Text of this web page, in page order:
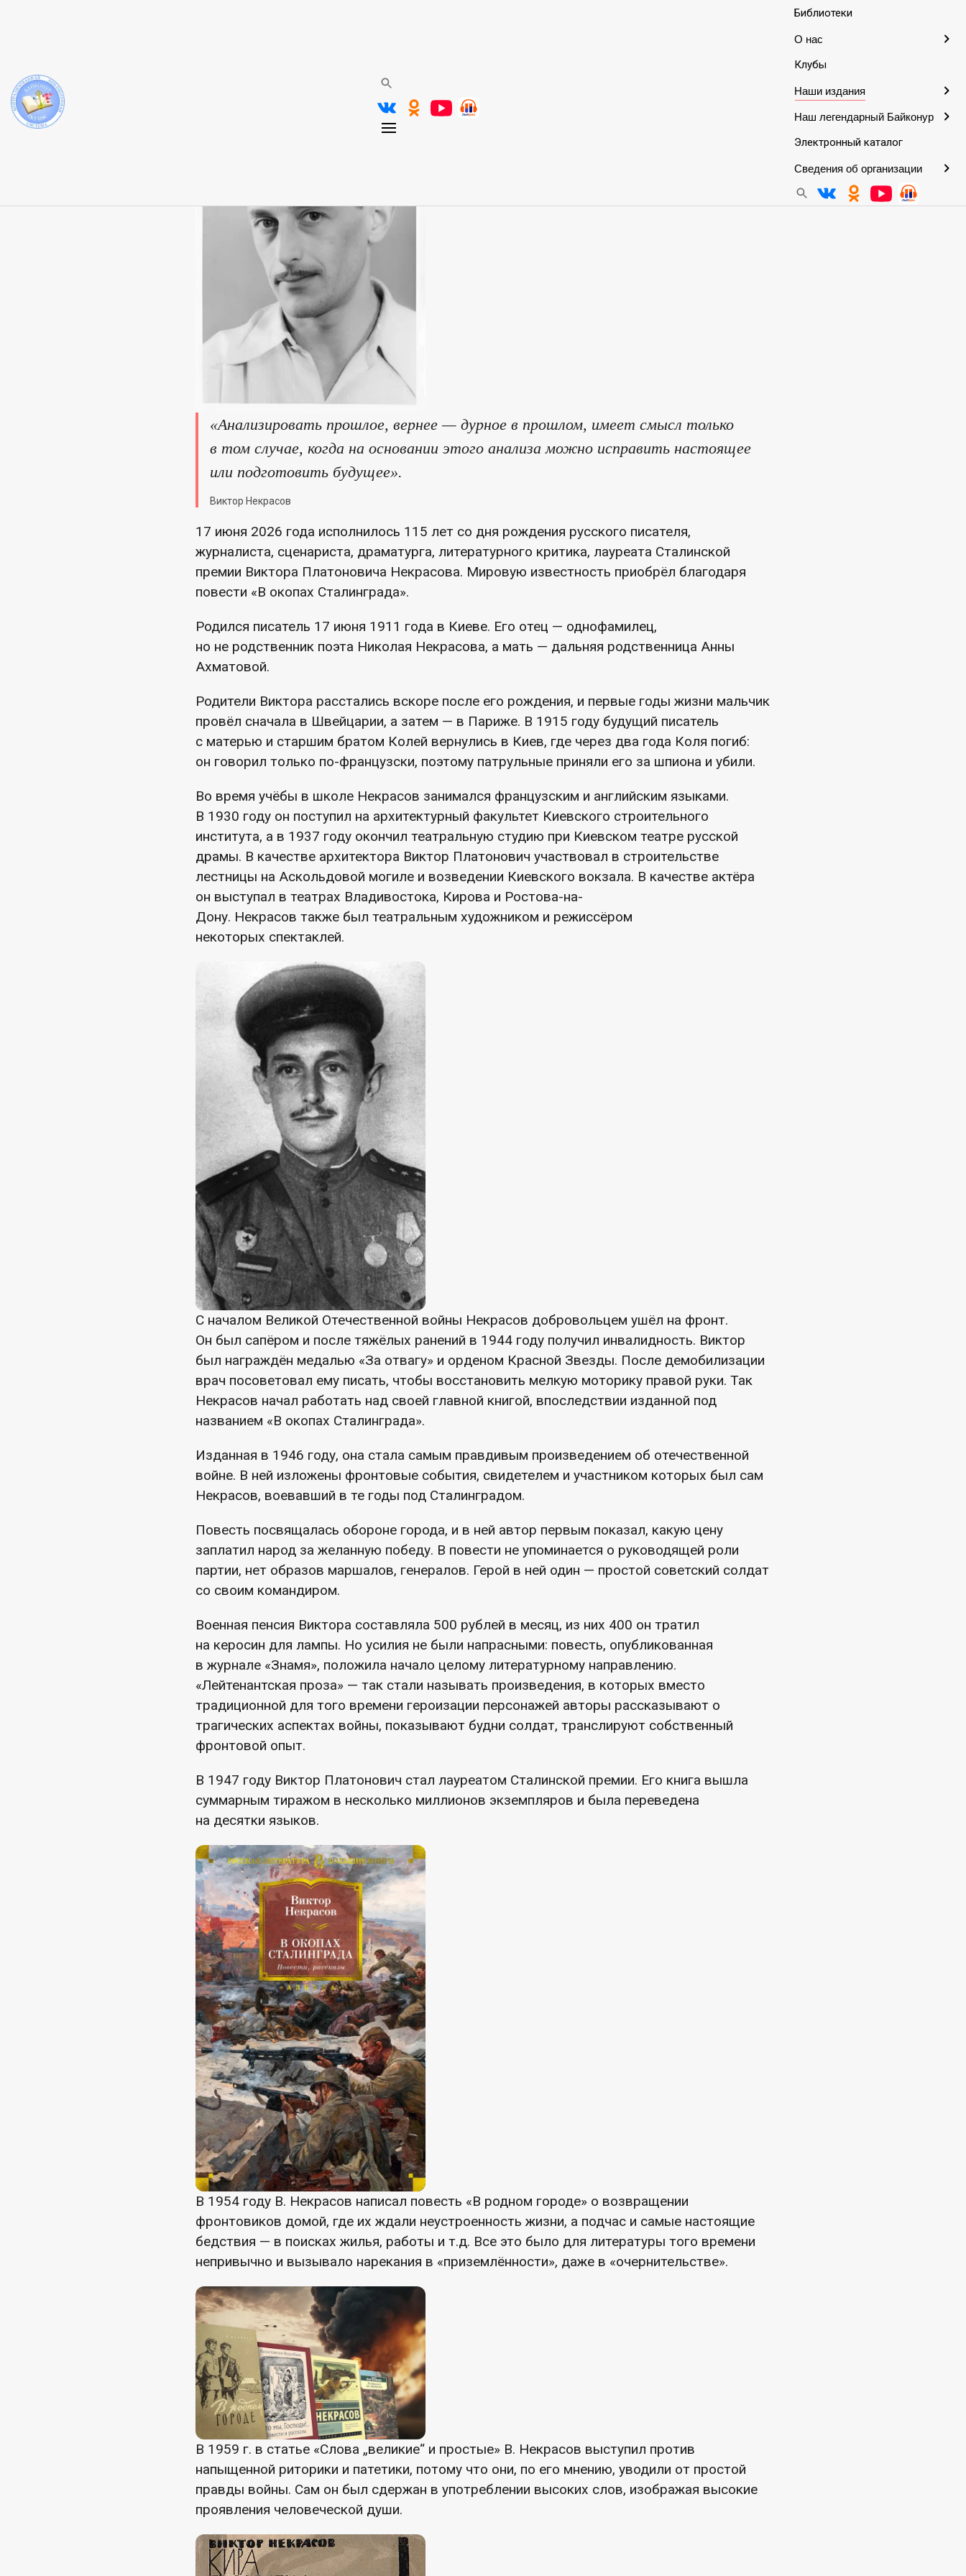
Библиотеки
О нас
Клубы
Наши издания
Наш легендарный Байконур
Электронный каталог
Сведения об организации
«Анализировать прошлое, вернее — дурное в прошлом, имеет смысл только
в том случае, когда на основании этого анализа можно исправить настоящее
или подготовить будущее».
Виктор Некрасов
17 июня 2026 года исполнилось 115 лет со дня рождения русского писателя,
журналиста, сценариста, драматурга, литературного критика, лауреата Сталинской
премии Виктора Платоновича Некрасова. Мировую известность приобрёл благодаря
повести «В окопах Сталинграда».
Родился писатель 17 июня 1911 года в Киеве. Его отец — однофамилец,
но не родственник поэта Николая Некрасова, а мать — дальняя родственница Анны
Ахматовой.
Родители Виктора расстались вскоре после его рождения, и первые годы жизни мальчик
провёл сначала в Швейцарии, а затем — в Париже. В 1915 году будущий писатель
с матерью и старшим братом Колей вернулись в Киев, где через два года Коля погиб:
он говорил только по-французски, поэтому патрульные приняли его за шпиона и убили.
Во время учёбы в школе Некрасов занимался французским и английским языками.
В 1930 году он поступил на архитектурный факультет Киевского строительного
института, а в 1937 году окончил театральную студию при Киевском театре русской
драмы. В качестве архитектора Виктор Платонович участвовал в строительстве
лестницы на Аскольдовой могиле и возведении Киевского вокзала. В качестве актёра
он выступал в театрах Владивостока, Кирова и Ростова-на-
Дону. Некрасов также был театральным художником и режиссёром
некоторых спектаклей.
С началом Великой Отечественной войны Некрасов добровольцем ушёл на фронт.
Он был сапёром и после тяжёлых ранений в 1944 году получил инвалидность. Виктор
был награждён медалью «За отвагу» и орденом Красной Звезды. После демобилизации
врач посоветовал ему писать, чтобы восстановить мелкую моторику правой руки. Так
Некрасов начал работать над своей главной книгой, впоследствии изданной под
названием «В окопах Сталинграда».
Изданная в 1946 году, она стала самым правдивым произведением об отечественной
войне. В ней изложены фронтовые события, свидетелем и участником которых был сам
Некрасов, воевавший в те годы под Сталинградом.
Повесть посвящалась обороне города, и в ней автор первым показал, какую цену
заплатил народ за желанную победу. В повести не упоминается о руководящей роли
партии, нет образов маршалов, генералов. Герой в ней один — простой советский солдат
со своим командиром.
Военная пенсия Виктора составляла 500 рублей в месяц, из них 400 он тратил
на керосин для лампы. Но усилия не были напрасными: повесть, опубликованная
в журнале «Знамя», положила начало целому литературному направлению.
«Лейтенантская проза» — так стали называть произведения, в которых вместо
традиционной для того времени героизации персонажей авторы рассказывают о
трагических аспектах войны, показывают будни солдат, транслируют собственный
фронтовой опыт.
В 1947 году Виктор Платонович стал лауреатом Сталинской премии. Его книга вышла
суммарным тиражом в несколько миллионов экземпляров и была переведена
на десятки языков.
В 1954 году В. Некрасов написал повесть «В родном городе» о возвращении
фронтовиков домой, где их ждали неустроенность жизни, а подчас и самые настоящие
бедствия — в поисках жилья, работы и т.д. Все это было для литературы того времени
непривычно и вызывало нарекания в «приземлённости», даже в «очернительстве».
В 1959 г. в статье «Слова „великие“ и простые» В. Некрасов выступил против
напыщенной риторики и патетики, потому что они, по его мнению, уводили от простой
правды войны. Сам он был сдержан в употреблении высоких слов, изображая высокие
проявления человеческой души.